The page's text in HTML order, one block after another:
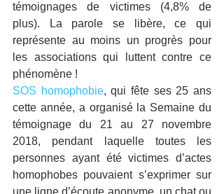
témoignages de victimes (4,8% de
plus). La parole se libère, ce qui
représente au moins un progrès pour
les associations qui luttent contre ce
phénomène !
SOS homophobie, qui fête ses 25 ans
cette année, a organisé la Semaine du
témoignage du 21 au 27 novembre
2018, pendant laquelle toutes les
personnes ayant été victimes d’actes
homophobes pouvaient s’exprimer sur